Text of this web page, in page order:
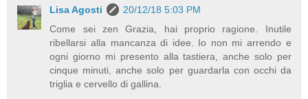
Lisa Agosti
20/12/18 5:03 PM
Come sei zen Grazia, hai proprio ragione. Inutile
ribellarsi alla mancanza di idee. Io non mi arrendo e
ogni giorno mi presento alla tastiera, anche solo per
cinque minuti, anche solo per guardarla con occhi da
triglia e cervello di gallina.